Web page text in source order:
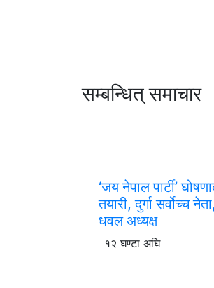
सम्बन्धित् समाचार
‘जय नेपाल पार्टी’
तयारी, दुर्गा सर्वोच्च
धवल अध्यक्ष
१२ घण्टा अघि